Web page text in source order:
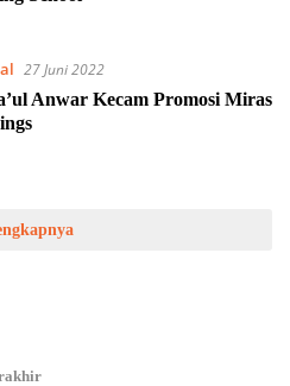
27 Juni 2022
Anwar Kecam Promosi Miras